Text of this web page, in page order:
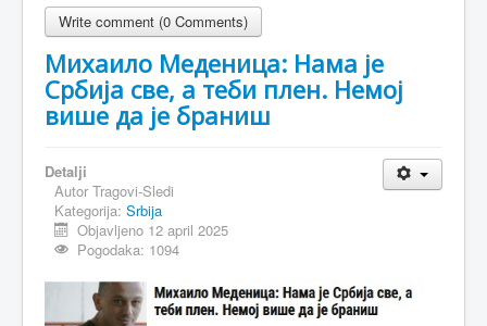
Write comment (0 Comments)
Михаило Меденица: Нама је
Србија све, а теби плен. Немој
више да је браниш
Detalji
Autor Tragovi-Sledi
Kategorija: Srbija
Objavljeno 12 april 2025
Pogodaka: 1094